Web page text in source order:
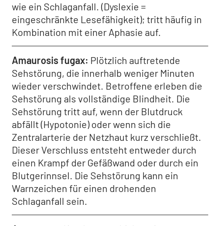
wie ein Schlaganfall. (Dyslexie =
eingeschränkte Lesefähigkeit); tritt häufig in
Kombination mit einer Aphasie auf.
Amaurosis fugax Plötzlich auftretende
Sehstörung, die innerhalb weniger Minuten
wieder verschwindet. Betroffene erleben die
Sehstörung als vollständige Blindheit. Die
Sehstörung tritt auf, wenn der Blutdruck
abfällt (Hypotonie) oder wenn sich die
Zentralarterie der Netzhaut kurz verschließt.
Dieser Verschluss entsteht entweder durch
einen Krampf der Gefäßwand oder durch ein
Blutgerinnsel. Die Sehstörung kann ein
Warnzeichen für einen drohenden
Schlaganfall sein.